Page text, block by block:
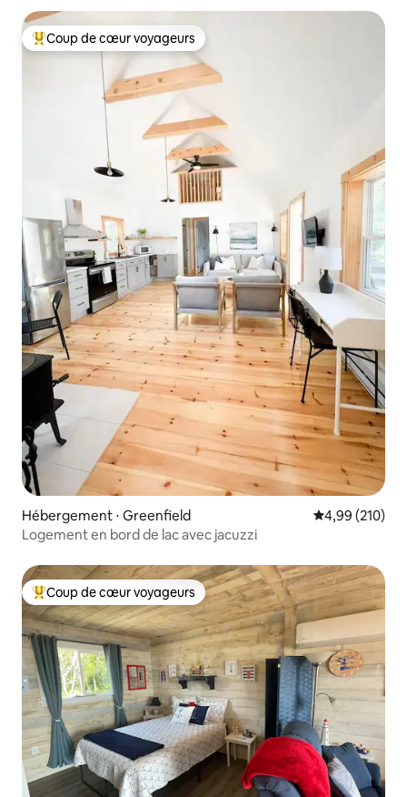
Coups de cœur voyageurs les plus appréciés
Coup de cœur voyageurs
Hébergement ⋅ Greenfield Évaluation
4,99 (210)
Logement en bord de lac avec jacuzzi
Coups de cœur voyageurs les plus appréciés
Coup de cœur voyageurs